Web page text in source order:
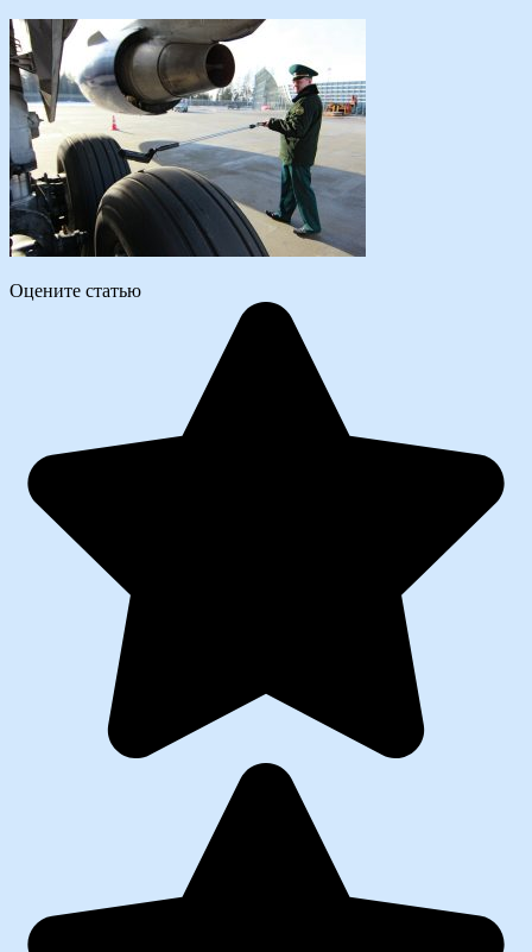
Оцените статью